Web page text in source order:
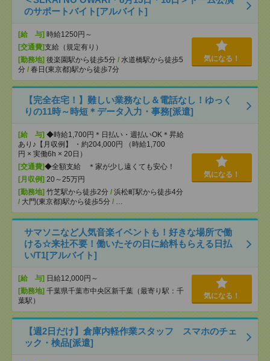
のサポートバイト[アルバイト]
[給 与] 時給1250円～
[交通費]支給（規定有り）
[勤務地] 後楽園駅から徒歩5分 / 水道橋駅から徒歩5
分 / 春日(東京都)駅から徒歩7分
気になる！
【完全在宅！】難しい業務なし＆電話なし！ゆっく
りの11時～時短＊データ入力・事務[派遣]
[給 与] ◆時給1,700円＊日払い・週払いOK＊昇給
あり♪【月収例】 ・約204,000円 （時給1,700
円 × 実働6h × 20日）
[交通費]◆全額支給 ＊家が少し遠くても安心！
[月収例] 20～25万円
[勤務地] 竹芝駅から徒歩2分 / 浜松町駅から徒歩4分
/ 大門(東京都)駅から徒歩5分 / …
気になる！
サマソニなど人気音楽イベントも！好きな場所で働
ける☆来社不要！働いたその日に給料もらえる日払
い/T1[アルバイト]
[給 与] 日給12,000円～
[勤務地] 千葉県千葉市中央区新千葉（最寄り駅：千
葉駅）
気になる！
【週2日だけ】倉庫内軽作業スタッフ スマホのチェ
ック・検品[派遣]